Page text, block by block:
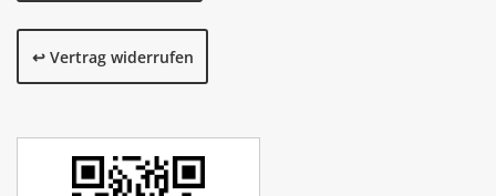
↩️ Vertrag widerrufen